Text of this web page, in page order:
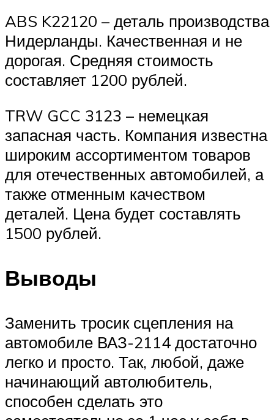
ABS K22120 – деталь производства
Нидерланды. Качественная и не
дорогая. Средняя стоимость
составляет 1200 рублей.
TRW GCC 3123 – немецкая
запасная часть. Компания известна
широким ассортиментом товаров
для отечественных автомобилей, а
также отменным качеством
деталей. Цена будет составлять
1500 рублей.
Выводы
Заменить тросик сцепления на
автомобиле ВАЗ-2114 достаточно
легко и просто. Так, любой, даже
начинающий автолюбитель,
способен сделать это